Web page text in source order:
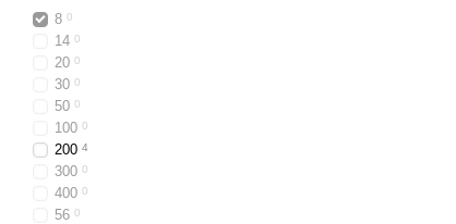
8 0
14 0
20 0
30 0
50 0
100 0
200 4
300 0
400 0
56 0